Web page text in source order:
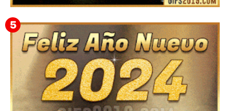
Feliz Año Nuevo 2024: Mensajes, Frases, Imágenes
GIF para Compartir en WhatsApp, Telegram e
Instagram